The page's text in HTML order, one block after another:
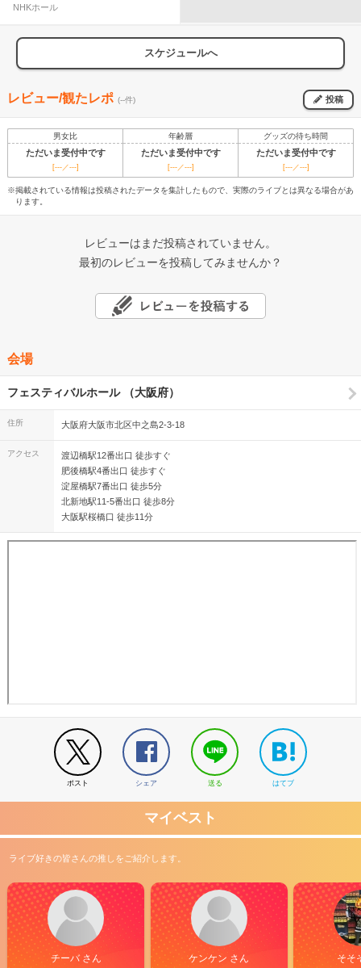
NHKホール
スケジュールへ
レビュー/観たレポ (--件) 投稿
男女比 年齢層 グッズの待ち時間
ただいま受付中です ただいま受付中です ただいま受付中です
[---／---] [---／---] [---／---]
※掲載されている情報は投稿されたデータを集計したもので、実際のライブとは異なる場合があ
ります。
レビューはまだ投稿されていません。
最初のレビューを投稿してみませんか？
会場
フェスティバルホール （大阪府）
住所 大阪府大阪市北区中之島2-3-18
アクセス
渡辺橋駅12番出口 徒歩すぐ
肥後橋駅4番出口 徒歩すぐ
淀屋橋駅7番出口 徒歩5分
北新地駅11-5番出口 徒歩8分
大阪駅桜橋口 徒歩11分
ポスト シェア 送る はてブ
マイベスト
ライブ好きの皆さんの推しをご紹介します。
チーバ さん ケンケン さん そそ